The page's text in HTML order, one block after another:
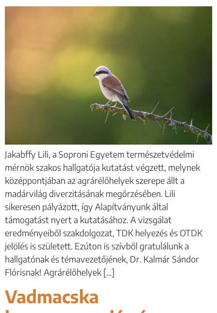
Jakabffy Lili, a Soproni Egyetem természetvédelmi
mérnök szakos hallgatója kutatást végzett, melynek
középpontjában az agrárélőhelyek szerepe állt a
madárvilág diverzitásának megőrzésében. Lili
sikeresen pályázott, így Alapítványunk által
támogatást nyert a kutatásához. A vizsgálat
eredményeiből szakdolgozat, TDK helyezés és OTDK
jelölés is született. Ezúton is szívből gratulálunk a
hallgatónak és témavezetőjének, Dr. Kalmár Sándor
Flórisnak! Agrárélőhelyek […]
Vadmacska